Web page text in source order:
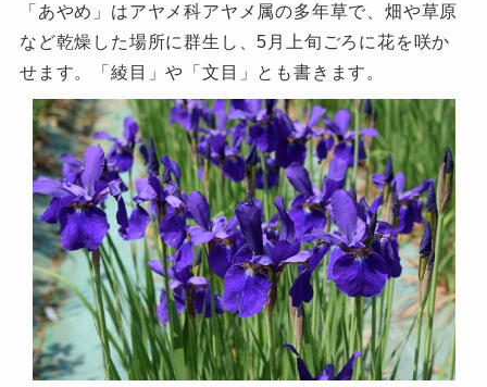
「あやめ」はアヤメ科アヤメ属の多年草で、畑や草原
など乾燥した場所に群生し、5月上旬ごろに花を咲か
せます。「綾目」や「文目」とも書きます。